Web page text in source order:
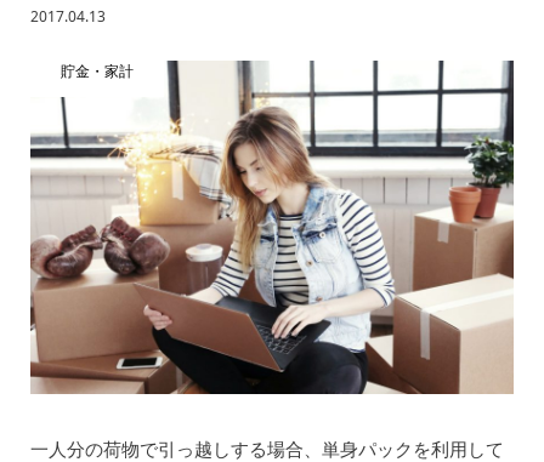
2017.04.13
貯金・家計
一人分の荷物で引っ越しする場合、単身パックを利用して